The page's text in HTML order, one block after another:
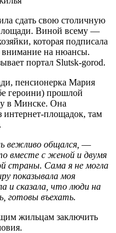
сдать свою столичную
Виной всему —
которая подписала
внимание на нюансы.
портал Slutsk-gorod.
пенсионерка Мария
героини) прошлой
в Минске. Она
интернет-площадок, там
вежливо общался, —
вместе с женой и двумя
страны. Сама я не могла
показывала моя
и сказала, что люди на
готовы въехать.
жильцам заключить